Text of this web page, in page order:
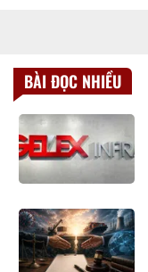
BÀI ĐỌC NHIỀU